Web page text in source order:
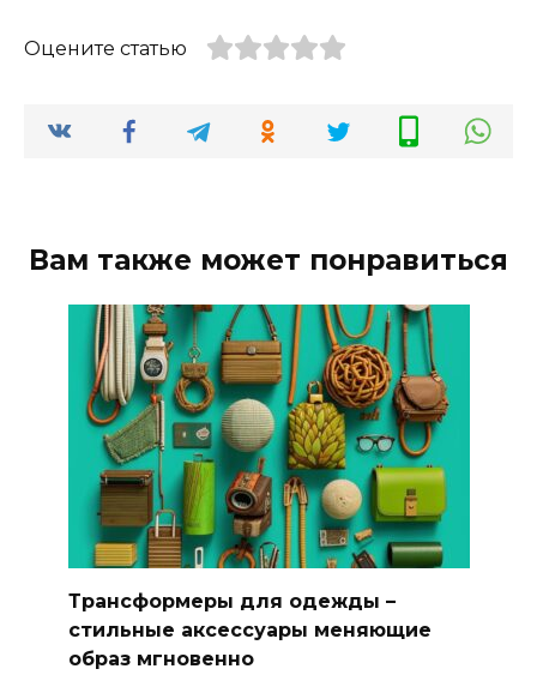
Оцените статью
Вам также может понравиться
Трансформеры для одежды –
стильные аксессуары меняющие
образ мгновенно